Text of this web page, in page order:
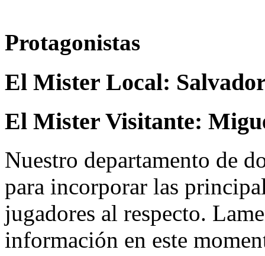
Protagonistas
El Mister Local:
El Mister Visitante:
Nuestro departamento de
para incorporar las
jugadores al respecto.
información en este